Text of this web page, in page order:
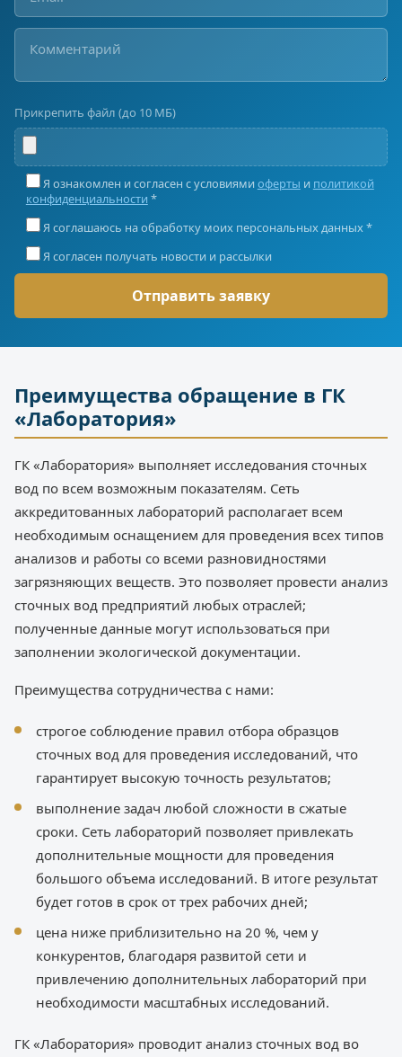
Прикрепить файл (до 10 МБ)
Я ознакомлен и согласен с условиями оферты и политикой
конфиденциальности *
Я соглашаюсь на обработку моих персональных данных *
Я согласен получать новости и рассылки
Преимущества обращение в ГК
«Лаборатория»
ГК «Лаборатория» выполняет исследования сточных
вод по всем возможным показателям. Сеть
аккредитованных лабораторий располагает всем
необходимым оснащением для проведения всех типов
анализов и работы со всеми разновидностями
загрязняющих веществ. Это позволяет провести анализ
сточных вод предприятий любых отраслей;
полученные данные могут использоваться при
заполнении экологической документации.
Преимущества сотрудничества с нами:
строгое соблюдение правил отбора образцов
сточных вод для проведения исследований, что
гарантирует высокую точность результатов;
выполнение задач любой сложности в сжатые
сроки. Сеть лабораторий позволяет привлекать
дополнительные мощности для проведения
большого объема исследований. В итоге результат
будет готов в срок от трех рабочих дней;
цена ниже приблизительно на 20 %, чем у
конкурентов, благодаря развитой сети и
привлечению дополнительных лабораторий при
необходимости масштабных исследований.
ГК «Лаборатория» проводит анализ сточных вод во